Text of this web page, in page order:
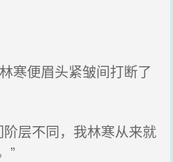
寒便眉头紧皱间打断了
层不同，我林寒从来就
”